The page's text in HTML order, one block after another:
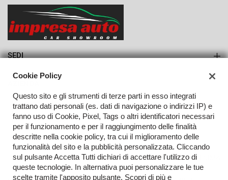
36 Mesi
VEDI
SEDI
Azienda
Contatti
TORNA IN CIMA
Cookie Policy
Questo sito e gli strumenti di terze parti in esso integrati
trattano dati personali (es. dati di navigazione o indirizzi IP) e
fanno uso di Cookie, Pixel, Tags o altri identificatori necessari
per il funzionamento e per il raggiungimento delle finalità
descritte nella cookie policy, tra cui il miglioramento delle
funzionalità del sito e la pubblicità personalizzata. Cliccando
sul pulsante Accetta Tutti dichiari di accettare l'utilizzo di
queste tecnologie. In alternativa puoi personalizzare le tue
scelte tramite l'apposito pulsante. Scopri di più e